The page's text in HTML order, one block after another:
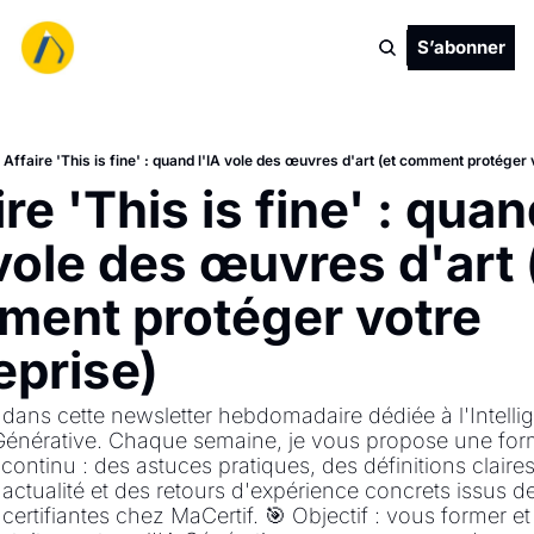
S’abonner
Affaire 'This is fine' : quand l'IA vole des œuvres d'art (et comment protéger
'This is fine' :
des œuvres d'art
protéger votre
cette newsletter hebdomadaire dédiée à
Chaque semaine, je vous propose une
: des astuces pratiques, des définitions
et des retours d'expérience concrets issus
chez MaCertif. 🎯 Objectif : vous former